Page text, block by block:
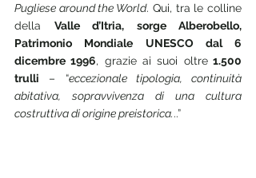
Pugliese around the World. Qui, tra le colline
della Valle d’Itria, sorge Alberobello,
Patrimonio Mondiale UNESCO dal 6
dicembre 1996, grazie ai suoi oltre 1.500
trulli – “eccezionale tipologia, continuità
abitativa, sopravvivenza di una cultura
costruttiva di origine preistorica...”